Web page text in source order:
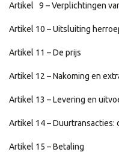
Artikel 9 – Verplichtingen
Artikel 10 – Uitsluiting
Artikel 11 – De prijs
Artikel 12 – Nakoming en
Artikel 13 – Levering en
Artikel 14 – Duurtransacties:
Artikel 15 – Betaling